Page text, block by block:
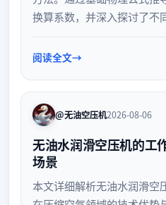
换算系数，并深入探讨了不
考。
阅读全文
@无油空压机2026-08-06
无油水润滑空压机的工
场景
本文详细解析无油水润滑空